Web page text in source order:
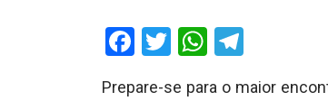
Facebook
TwitterWhatsApp
Prepare-se para o maior